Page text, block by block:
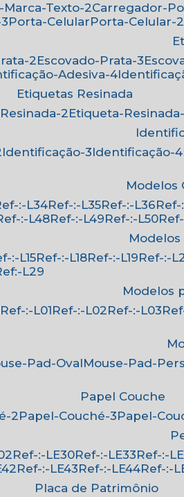
Marca-Texto-2 Carregador-
Porta-Celular Porta-Celular-2
2 Escovado-Prata-3
Adesiva-4
Etiquetas Resinada
2 Etiqueta-
Identificação-3 Identificação-4
Ref-:-L34 Ref-:-L35 Ref-:-L36
Ref-:-L48 Ref-:-L49 Ref-:-L50
:-L15 Ref-:-L18 Ref-:-L19 Ref-:-
Ref:-L29
Ref-:-L01 Ref-:-L02 Ref-:-L03
Pad-Oval Mouse-Pad-
Papel Couche
2 Papel-Couché-3 Papel-
Ref-:-LE30 Ref-:-LE33 Ref-:-
Ref-:-LE43 Ref-:-LE44
Ref-:-
Placa de Patrimônio